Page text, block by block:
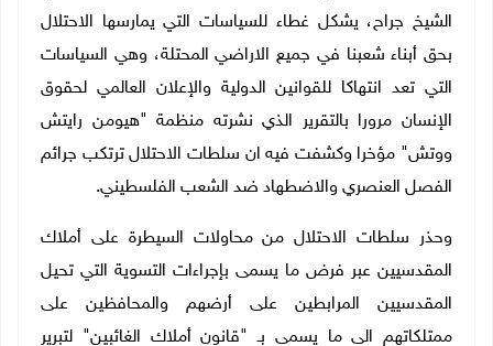
الشيخ جراح، يشكل غطاء للسياسات التي يمارسها الاحتلال
بحق أبناء شعبنا في جميع الاراضي المحتلة، وهي السياسات
التي تعد انتهاكا للقوانين الدولية والإعلان العالمي لحقوق
الإنسان مرورا بالتقرير الذي نشرته منظمة "هيومن رايتش
ووتش" مؤخرا وكشفت فيه ان سلطات الاحتلال ترتكب جرائم
الفصل العنصري والاضطهاد ضد الشعب الفلسطيني.
وحذر سلطات الاحتلال من محاولات السيطرة على أملاك
المقدسيين عبر فرض ما يسمى بإجراءات التسوية التي تحيل
المقدسيين المرابطين على أرضهم والمحافظين على
ممتلكاتهم الى ما يسمى بـ "قانون أملاك الغائبين" لتبرير